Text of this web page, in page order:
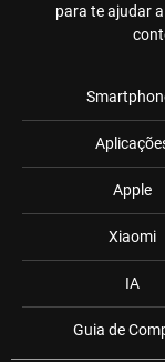
para te ajudar
Apple
Xiaomi
IA
Guia de